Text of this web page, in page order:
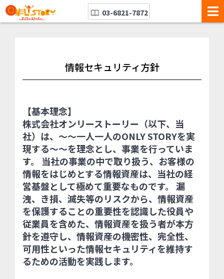
03-6821-7872
情報セキュリティ方針
【基本理念】
株式会社オンリーストーリー（以下、当
社）は、～～一人一人のONLY STORYを実
現する～～を理念とし、事業を行っていま
す。 当社の事業の中で取り扱う、お客様の
情報をはじめとする情報資産は、当社の経
営基盤として極めて重要なものです。 漏
洩、き損、滅失等のリスクから、情報資産
を保護することの重要性を認識した役員や
従業員を含めた、情報資産を扱う者が本方
針を遵守し、情報資産の機密性、完全性、
可用性といった情報セキュリティを維持す
るための活動を実践します。